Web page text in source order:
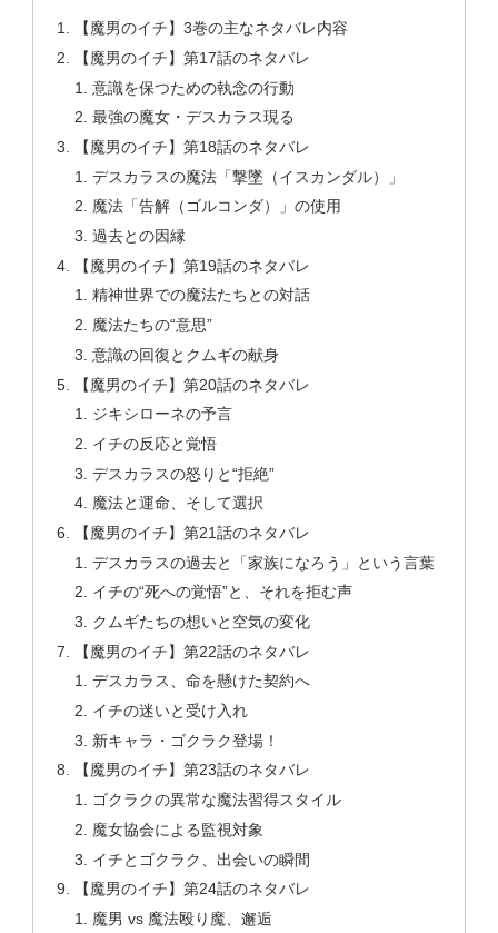
【魔男のイチ】3巻の主なネタバレ内容
【魔男のイチ】第17話のネタバレ
意識を保つための執念の行動
最強の魔女・デスカラス現る
【魔男のイチ】第18話のネタバレ
デスカラスの魔法「撃墜（イスカンダル）」
魔法「告解（ゴルコンダ）」の使用
過去との因縁
【魔男のイチ】第19話のネタバレ
精神世界での魔法たちとの対話
魔法たちの“意思”
意識の回復とクムギの献身
【魔男のイチ】第20話のネタバレ
ジキシローネの予言
イチの反応と覚悟
デスカラスの怒りと“拒絶”
魔法と運命、そして選択
【魔男のイチ】第21話のネタバレ
デスカラスの過去と「家族になろう」という言葉
イチの“死への覚悟”と、それを拒む声
クムギたちの想いと空気の変化
【魔男のイチ】第22話のネタバレ
デスカラス、命を懸けた契約へ
イチの迷いと受け入れ
新キャラ・ゴクラク登場！
【魔男のイチ】第23話のネタバレ
ゴクラクの異常な魔法習得スタイル
魔女協会による監視対象
イチとゴクラク、出会いの瞬間
【魔男のイチ】第24話のネタバレ
魔男 vs 魔法殴り魔、邂逅